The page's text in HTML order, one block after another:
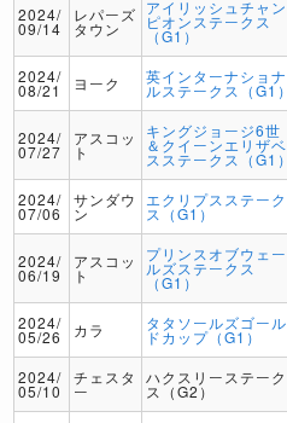
2024/
09/14
レパーズ
タウン
アイリッシュチャン
ピオンステークス
（G1）
2024/
08/21 ヨーク 英インターナショナ
ルステークス（G1）
2024/
07/27
アスコッ
ト
キングジョージ6世
＆クイーンエリザベ
スステークス（G1）
2024/
07/06
サンダウ
ン
エクリプスステーク
ス（G1）
2024/
06/19
アスコッ
ト
プリンスオブウェー
ルズステークス
（G1）
2024/
05/26 カラ タタソールズゴール
ドカップ（G1）
2024/
05/10
チェスタ
ー
ハクスリーステーク
ス（G2）